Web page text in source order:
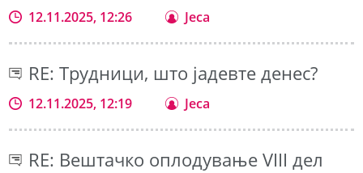
12.11.2025, 12:26 Jeca
RE: Трудници, што јадевте денес?
12.11.2025, 12:19 Jeca
RE: Вештачко оплодување VIII дел